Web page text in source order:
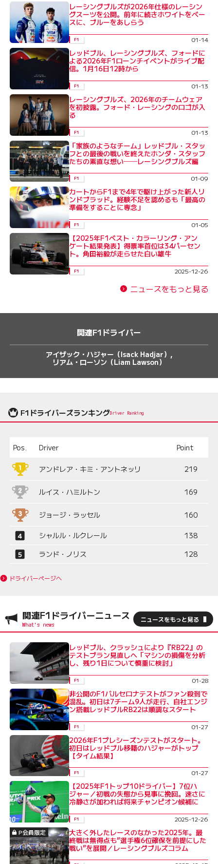
レーシングブルズが2026年仕様のレーシン
グスーツを公開。前年に続きホワイトをベー
スに、ブルーをあしらう
F1 01-14
レッドブル、レーシングブルズ、フォードに
よる2026年F1ローンチイベントがライブ配
信。1月16日12時から
F1 01-13
レーシングブルズ、2026年のチームウェア
を初披露。フォード・レーシングのロゴが入
る
F1 01-13
「家族のようなチーム」レッドブル・スタッ
フとの最後の戦いを終えたホンダ・スタッフ
たちの素直な想い──レーシングブルズ編
F1 01-09
カートからF1まで4年で駆け上がった新人リ
ンドブラッド。経験不足を認めるも「最高の
準備をすることに専念」
F1 01-05
【2025年F1ベスト・カラーリング・アン
ケート結果発表】得票率首位は34パーセン
ト。角田裕毅が走らせた白い雄牛
F1 2025-12-26
ニュースをもっと見る
関連F1ドライバー
アイザック・ハジャー（Isack Hadjar）
リアム・ローソン（Liam Lawson）
F1ドライバーズランキングDriver Ranking
Pos. Driver Point
アンドレア・キミ・アントネッリ 219
ルイス・ハミルトン 169
ジョージ・ラッセル 160
シャルル・ルクレール
138
ランド・ノリス
128
ドライバーページへ
関連F1ドライバーニュース ニュースをもっと見る
レッドブル、クラッシュにより『RB22』の
テストプラン見直しへ「マシンの損傷を分析
し、残り1日について慎重に検討」
F1 01-28
非公開のF1バルセロナテストがファン殺到で
混乱。初日は7チーム9人が走行、自社エンジ
ン搭載レッドブルRB22は順調なスタート
F1 01-27
2026年F1プレシーズンテストがスタート。
初日はレッドブル移籍のハジャーがトップ
【タイム結果】
F1 01-27
【2025年F1トップ10ドライバー】7位ハ
ジャー／初戦の失態から見事に挽回。速さに
冷静さが加われば将来チャンピオン候補に
F1
2025-12-26
P会員限定
大きく外したレースのなかった2025年。最
終戦は無得点も“選手権6位確保を前提にした
戦い”を展開／レーシングブルズコラム